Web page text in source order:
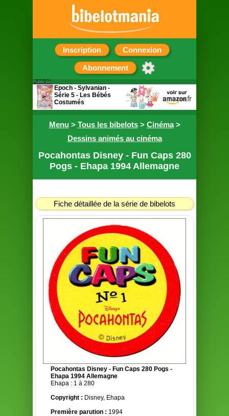
Inscription Connexion
Abonnement
Menu> Tous les bibelots> Cinéma>
Dessins animés au cinéma
Pocahontas Disney - Fun Caps 280
Pogs - Ehapa 1994 Allemagne
Fiche détaillée de la série de bibelots
Pocahontas Disney - Fun Caps 280 Pogs -
Ehapa 1994 Allemagne
Ehapa : 1 à 280
Copyright : Disney, Ehapa
Première parution : 1994
Publicité
Epoch - Sylvanian -
Série 5 - Les Bébés
Costumés
contenant une figurine